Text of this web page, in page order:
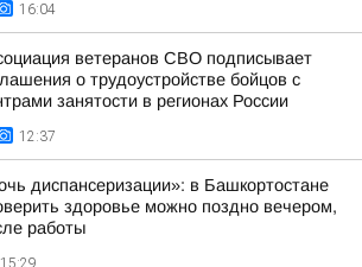
16:04
ветеранов СВО подписывает
о трудоустройстве бойцов с
занятости в регионах России
12:37
диспансеризации»: в Башкортостане
здоровье можно поздно вечером,
работы
15:29